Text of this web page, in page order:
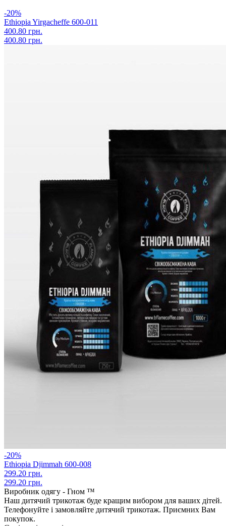
-20%
Ethiopia Yirgacheffe 600-011
400.80 грн.
400.80 грн.
-20%
Ethiopia Djimmah 600-008
299.20 грн.
299.20 грн.
Виробник одягу - Гном ™
Наш дитячий трикотаж буде кращим вибором для ваших дітей.
Телефонуйте і замовляйте дитячий трикотаж. Приємних Вам
покупок.